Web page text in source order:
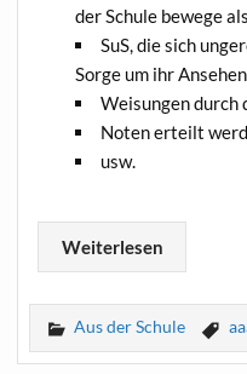
der Schu­le bewe­ge
SuS, die sich
Sor­ge um ihr
Wei­sun­gen durch
Noten erteilt
usw.
Wei­ter­le­sen
Aus der Schule